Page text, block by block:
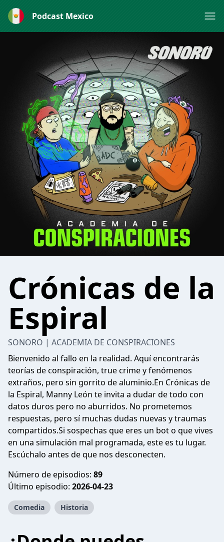
Podcast Mexico
Crónicas de la
Espiral
SONORO | ACADEMIA DE CONSPIRACIONES
Bienvenido al fallo en la realidad. Aquí encontrarás
teorías de conspiración, true crime y fenómenos
extraños, pero sin gorrito de aluminio.En Crónicas de
la Espiral, Manny León te invita a dudar de todo con
datos duros pero no aburridos. No prometemos
respuestas, pero sí muchas dudas nuevas y traumas
compartidos.Si sospechas que eres un bot o que vives
en una simulación mal programada, este es tu lugar.
Escúchalo antes de que nos desconecten.
Número de episodios: 89
Último episodio: 2026-04-23
Comedia Historia